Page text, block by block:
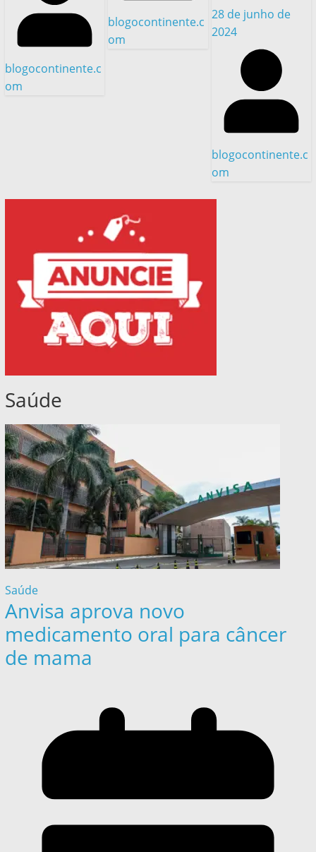
blogocontinente.c
om
blogocontinente.c
om
28 de junho de
2024
blogocontinente.c
om
Saúde
Saúde
Anvisa aprova novo
medicamento oral para câncer
de mama